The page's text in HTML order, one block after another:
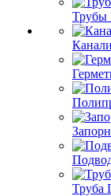
Трубы
Труба